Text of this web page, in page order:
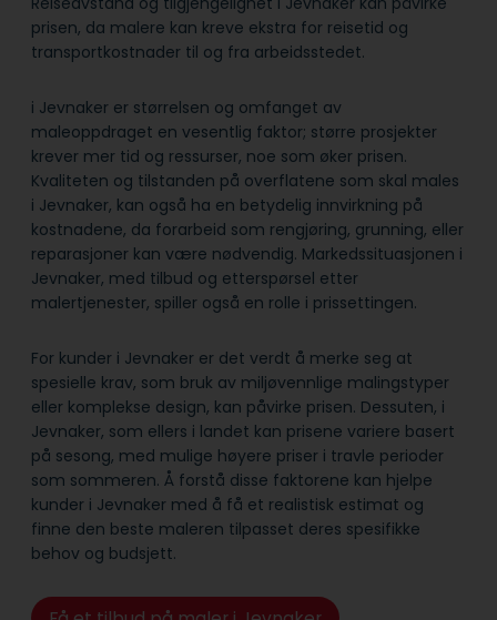
prisen, da malere kan kreve ekstra for reisetid og
transportkostnader til og fra arbeidsstedet.
i Jevnaker er størrelsen og omfanget av
maleoppdraget en vesentlig faktor; større prosjekter
krever mer tid og ressurser, noe som øker prisen.
Kvaliteten og tilstanden på overflatene som skal males
i Jevnaker, kan også ha en betydelig innvirkning på
kostnadene, da forarbeid som rengjøring, grunning, eller
reparasjoner kan være nødvendig. Markedssituasjonen i
Jevnaker, med tilbud og etterspørsel etter
malertjenester, spiller også en rolle i prissettingen.
For kunder i Jevnaker er det verdt å merke seg at
spesielle krav, som bruk av miljøvennlige malingstyper
eller komplekse design, kan påvirke prisen. Dessuten, i
Jevnaker, som ellers i landet kan prisene variere basert
på sesong, med mulige høyere priser i travle perioder
som sommeren. Å forstå disse faktorene kan hjelpe
kunder i Jevnaker med å få et realistisk estimat og
finne den beste maleren tilpasset deres spesifikke
behov og budsjett.